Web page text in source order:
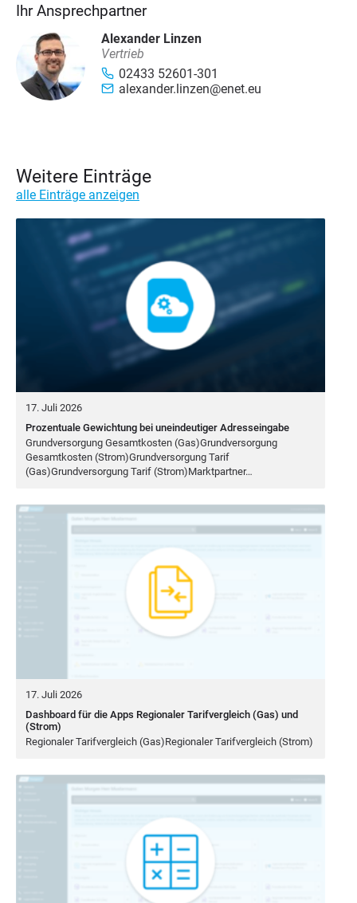
Ihr Ansprechpartner
Alexander Linzen
Vertrieb
02433 52601-301
alexander.linzen@enet.eu
Weitere Einträge
alle Einträge anzeigen
17. Juli 2026
Prozentuale Gewichtung bei uneindeutiger Adresseingabe
Grund­ver­sor­gung Gesamt­kos­ten (Gas)Grundversorgung
Gesamt­kos­ten (Strom)Grundversorgung Tarif
(Gas)Grundversorgung Tarif (Strom)Marktpartner…
17. Juli 2026
Dashboard für die Apps Regionaler Tarifvergleich (Gas) und
(Strom)
Regio­na­ler Tarif­ver­gleich (Gas)Regionaler Tarif­ver­gleich (Strom)